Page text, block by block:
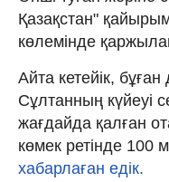
Қазақстан"
көлемінде
Айта кетейік,
Сұлтанның күйеуі
жағдайда қалған
көмек ретінде 100
хабарлаған едік.